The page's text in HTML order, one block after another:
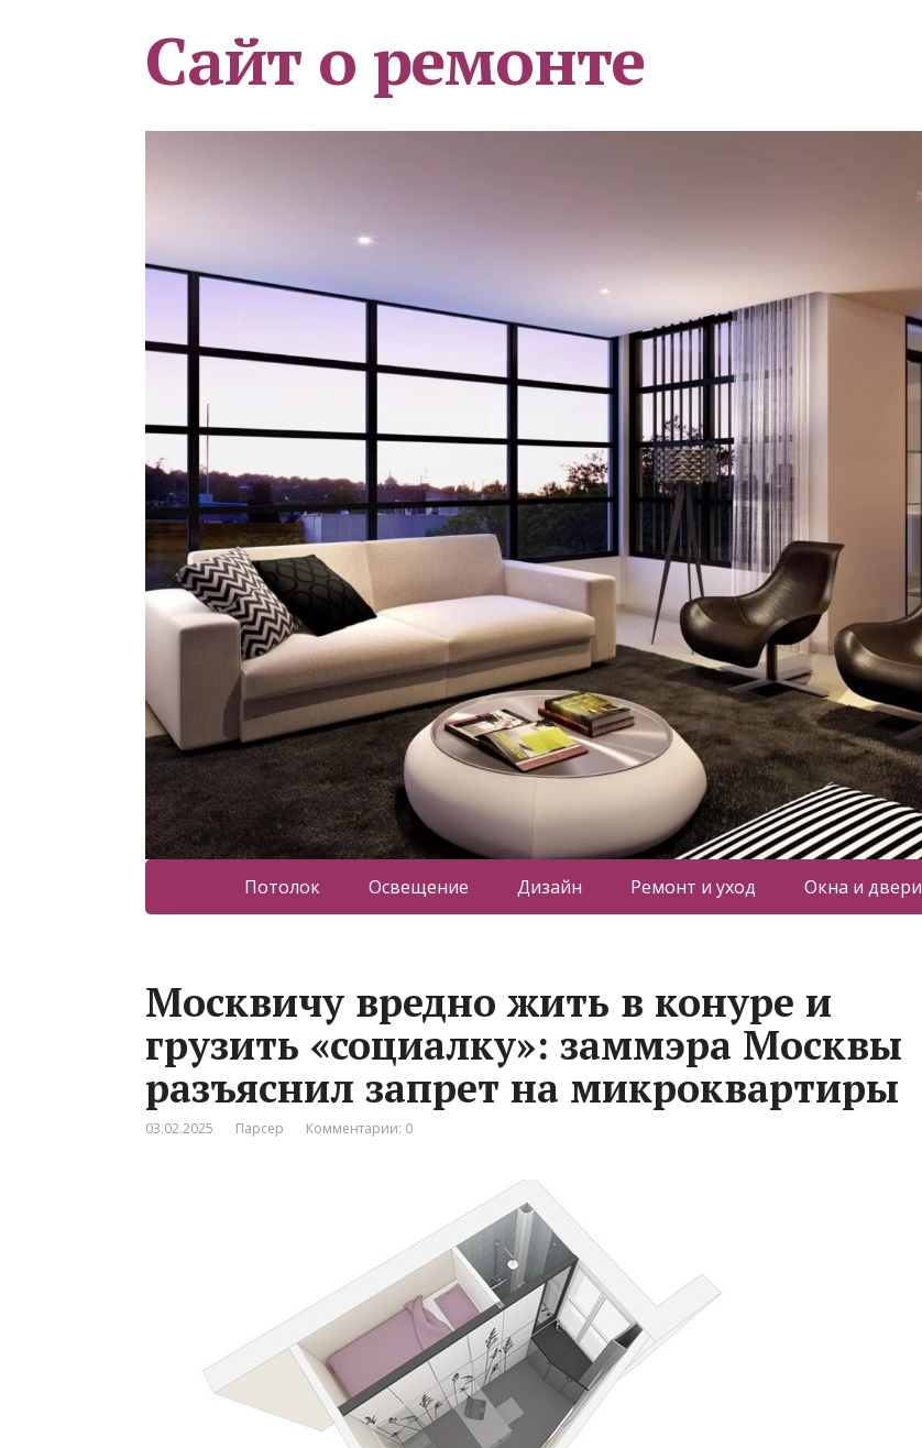
Сайт о ремонте
Потолок Освещение Дизайн Ремонт и уход Окна и двери
Москвичу вредно жить в конуре и
грузить «социалку»: заммэра Москвы
разъяснил запрет на микроквартиры
03.02.2025 Парсер Комментарии: 0